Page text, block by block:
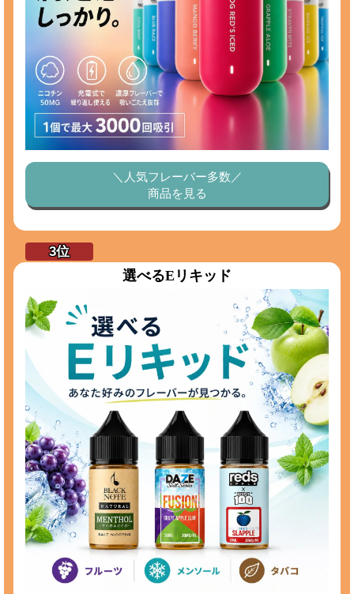
＼人気フレーバー多数／
商品を見る
選べるEリキッド